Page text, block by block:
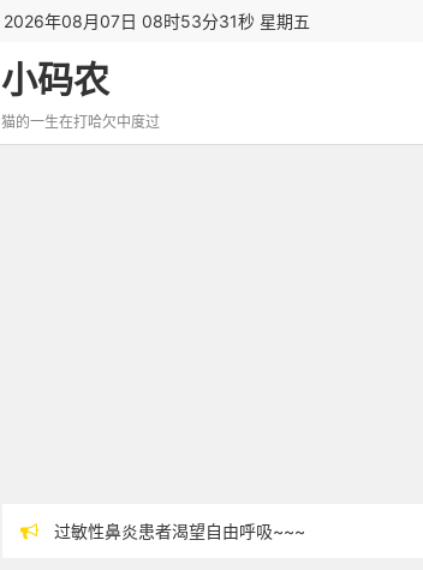
2026年08月07日 08时53分32秒 星期五
小码农
猫的一生在打哈欠中度过
过敏性鼻炎患者渴望自由呼吸~~~